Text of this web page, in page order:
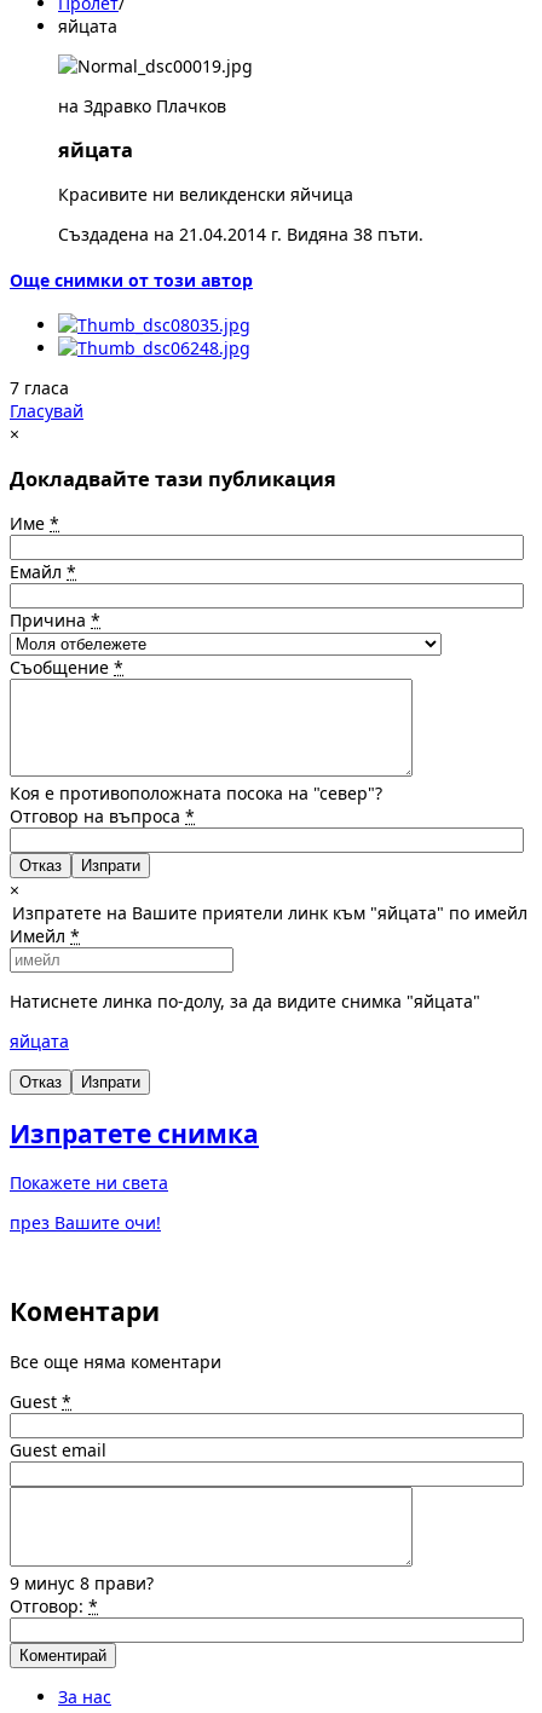
яйцата
на Здравко Плачков
яйцата
Красивите ни великденски яйчица
Създадена на 21.04.2014 г. Видяна 38 пъти.
Още снимки от този автор
7 гласа
Гласувай
×
Докладвайте тази публикация
Име *
Емайл *
Причина *
Съобщение *
Коя е противоположната посока на "север"?
Отговор на въпроса *
Отказ
×
Изпратете на Вашите приятели линк към "яйцата" по имейл
Имейл *
Натиснете линка по-долу, за да видите снимка "яйцата"
яйцата
Отказ Изпрати
Изпратете снимка
Покажете ни света
през Вашите очи!
Коментари
Все още няма коментари
Guest *
Guest email
9 минус 8 прави?
Отговор: *
За нас